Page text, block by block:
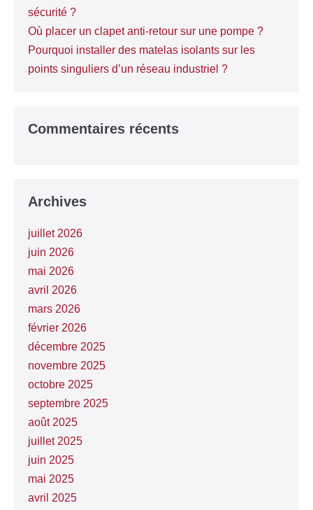
sécurité ?
Où placer un clapet anti-retour sur une pompe ?
Pourquoi installer des matelas isolants sur les
points singuliers d’un réseau industriel ?
Commentaires récents
Archives
juillet 2026
juin 2026
mai 2026
avril 2026
mars 2026
février 2026
décembre 2025
novembre 2025
octobre 2025
septembre 2025
août 2025
juillet 2025
juin 2025
mai 2025
avril 2025